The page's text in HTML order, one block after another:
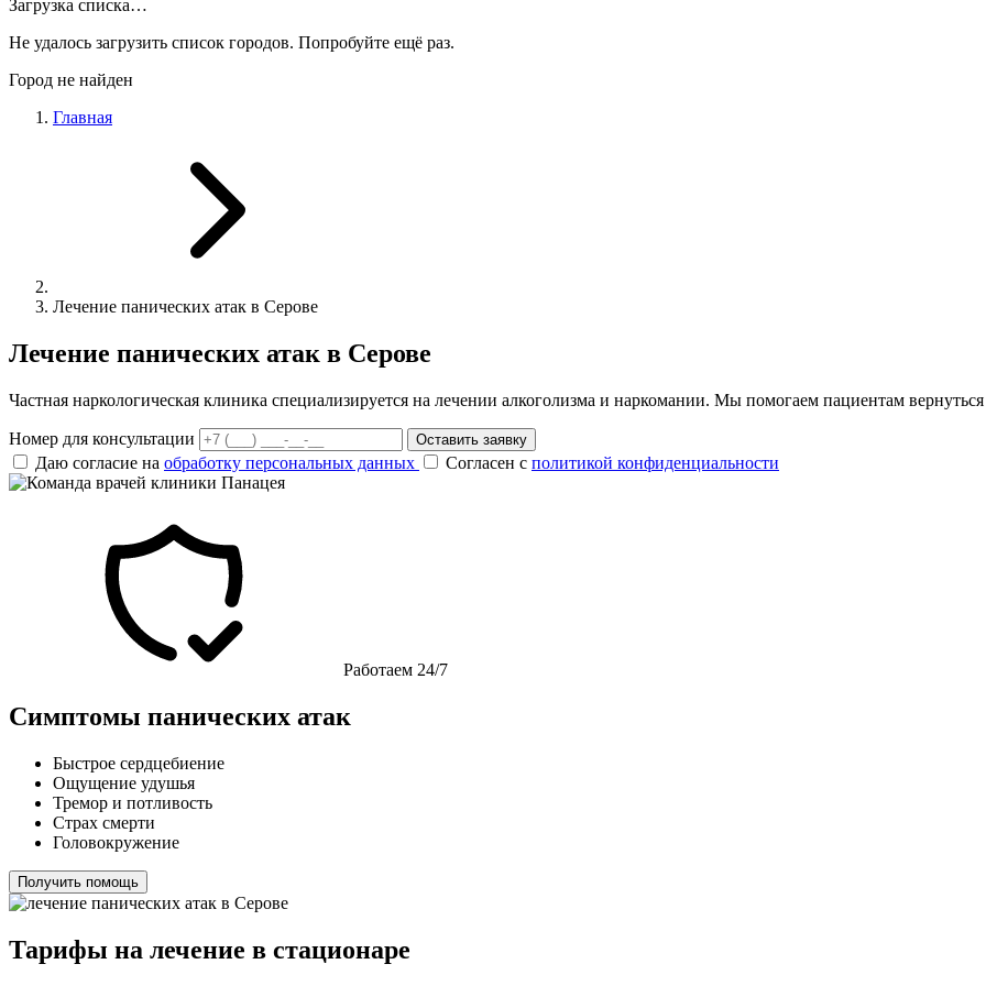
Загрузка списка…
Не удалось загрузить список городов. Попробуйте ещё раз.
Город не найден
Главная
Лечение панических атак в Серове
Лечение панических атак в Серове
Частная наркологическая клиника специализируется на лечении алкоголизма и наркомании. Мы помогаем пациентам
Номер для консультации Оставить заявку
Даю согласие на обработку персональных данных Согласен с политикой конфиденциальности
Работаем 24/7
Симптомы панических атак
Быстрое сердцебиение
Ощущение удушья
Тремор и потливость
Страх смерти
Головокружение
Получить помощь
Тарифы на лечение в стационаре